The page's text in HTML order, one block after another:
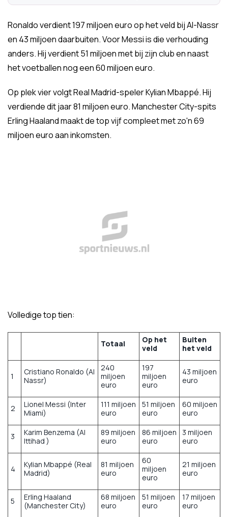
Ronaldo verdient 197 miljoen euro op het veld bij Al-Nassr
en 43 miljoen daarbuiten. Voor Messi is die verhouding
anders. Hij verdient 51 miljoen met bij zijn club en naast
het voetballen nog een 60 miljoen euro.
Op plek vier volgt Real Madrid-speler Kylian Mbappé. Hij
verdiende dit jaar 81 miljoen euro. Manchester City-spits
Erling Haaland maakt de top vijf compleet met zo'n 69
miljoen euro aan inkomsten.
Volledige top tien:
Totaal
Op het
veld
Buiten
het veld
1
Cristiano Ronaldo (Al
Nassr)
240
miljoen
euro
197
miljoen
euro
43 miljoen
euro
2
Lionel Messi (Inter
Miami)
111 miljoen
euro
51 miljoen
euro
60 miljoen
euro
3
Karim Benzema (Al
Ittihad )
89 miljoen
euro
86 miljoen
euro
3 miljoen
euro
4
Kylian Mbappé (Real
Madrid)
81 miljoen
euro
60
miljoen
euro
21 miljoen
euro
5
Erling Haaland
(Manchester City)
68 miljoen
euro
51 miljoen
euro
17 miljoen
euro